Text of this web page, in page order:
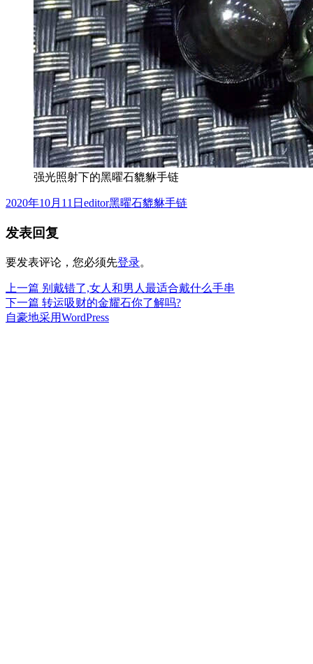
强光照射下的黑曜石貔貅手链
发
于
2020年10月11日 作
editor分
黑曜石貔貅手链
发表回复
要发表评论，您必须先登录。
文
章
上一篇 上
篇
文
别戴错了,女人和男人最适合戴什么手串
下一篇 下
篇
转运吸财的金耀石你了解吗?
自豪地采用WordPress